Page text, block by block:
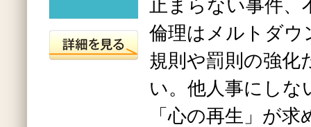
止まらない事件、
倫理はメルトダ
規則や罰則の強化
い。他人事にしな
「心の再生」が